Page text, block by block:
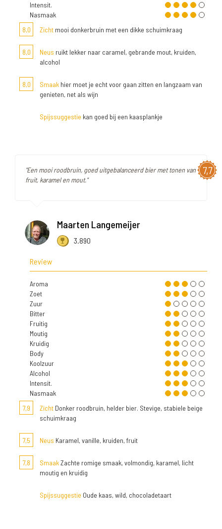
Intensit.
Nasmaak
8,0
Zicht mooi donkerbruin met een dikke schuimkraag
8,0 Neus ruikt lekker naar caramel, gebrande mout, kruiden,
alcohol
8,0 Smaak hier moet je echt voor gaan zitten en langzaam van
genieten, net als wijn
Spijssuggestie kan goed bij een kaasplankje
7,7
"Een mooi roodbruin, goed uitgebalanceerd bier met tonen van
fruit, karamel en mout."
Maarten Langemeijer
3.890
Review
Aroma
Zoet
Zuur
Bitter
Fruitig
Moutig
Kruidig
Body
Koolzuur
Alcohol
Intensit.
Nasmaak
7,9
Zicht Donker roodbruin, helder bier. Stevige, stabiele beige
schuimkraag
7,5 Neus Karamel, vanille, kruiden, fruit
7,8 SmaakZachte romige smaak, volmondig, karamel, licht
moutig en kruidig
Spijssuggestie Oude kaas, wild, chocoladetaart